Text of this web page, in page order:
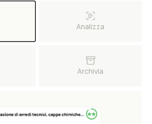
Analizza
Archivia